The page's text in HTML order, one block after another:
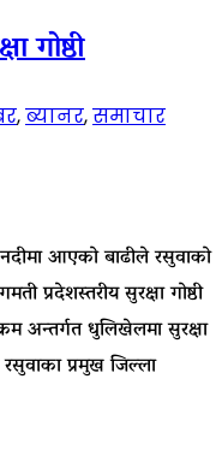
गोष्ठी
,ब्यानर,समाचार
आएको बाढीले रसुवाको
प्रदेशस्तरीय सुरक्षा गोष्ठी
अन्तर्गत धुलिखेलमा सुरक्षा
रसुवाका प्रमुख जिल्ला